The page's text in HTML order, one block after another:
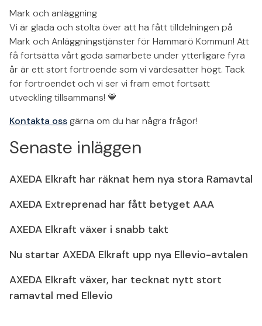
Mark och anläggning
Vi är glada och stolta över att ha fått tilldelningen på
Mark och Anläggningstjänster för Hammarö Kommun! Att
få fortsätta vårt goda samarbete under ytterligare fyra
år är ett stort förtroende som vi värdesätter högt. Tack
för förtroendet och vi ser vi fram emot fortsatt
utveckling tillsammans! 💙
Kontakta ossgärna om du har några frågor!
Senaste inläggen
AXEDA Elkraft har räknat hem nya stora Ramavtal
AXEDA Extreprenad har fått betyget AAA
AXEDA Elkraft växer i snabb takt
Nu startar AXEDA Elkraft upp nya Ellevio-avtalen
AXEDA Elkraft växer, har tecknat nytt stort
ramavtal med Ellevio